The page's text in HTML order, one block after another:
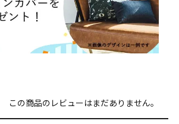
この商品のレビューはまだありません。